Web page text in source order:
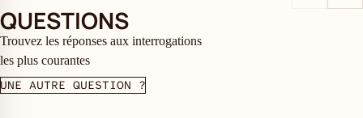
QUESTIONS
Trouvez les réponses aux interrogations
les plus courantes
UNE AUTRE QUESTION ?